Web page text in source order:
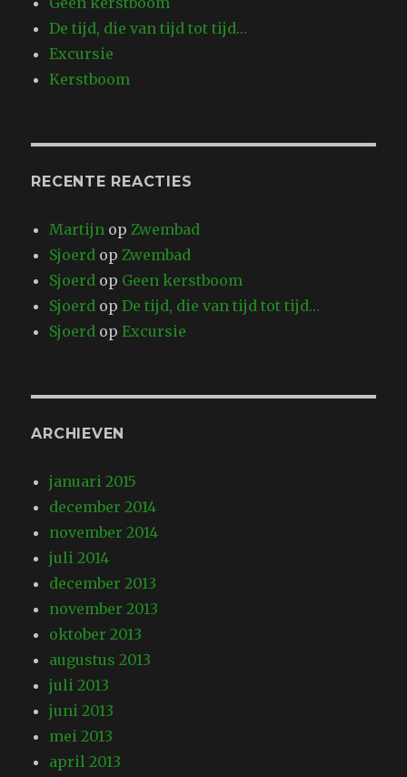
De tijd, die van tijd tot tijd…
Excursie
Kerstboom
RECENTE REACTIES
Martijn opZwembad
Sjoerd opZwembad
Sjoerd op Geen kerstboom
Sjoerd opDe tijd, die van tijd tot tijd…
Sjoerd opExcursie
ARCHIEVEN
januari 2015
december 2014
november 2014
juli 2014
december 2013
november 2013
oktober 2013
augustus 2013
juli 2013
juni 2013
mei 2013
april 2013